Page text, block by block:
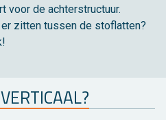
voor de ach­ter­struc­tuur.
zit­ten tus­sen de stof­lat­ten?